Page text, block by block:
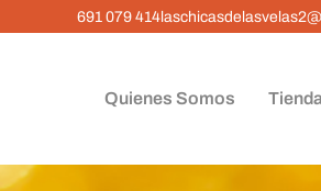
691 079 414
Quienes Somos